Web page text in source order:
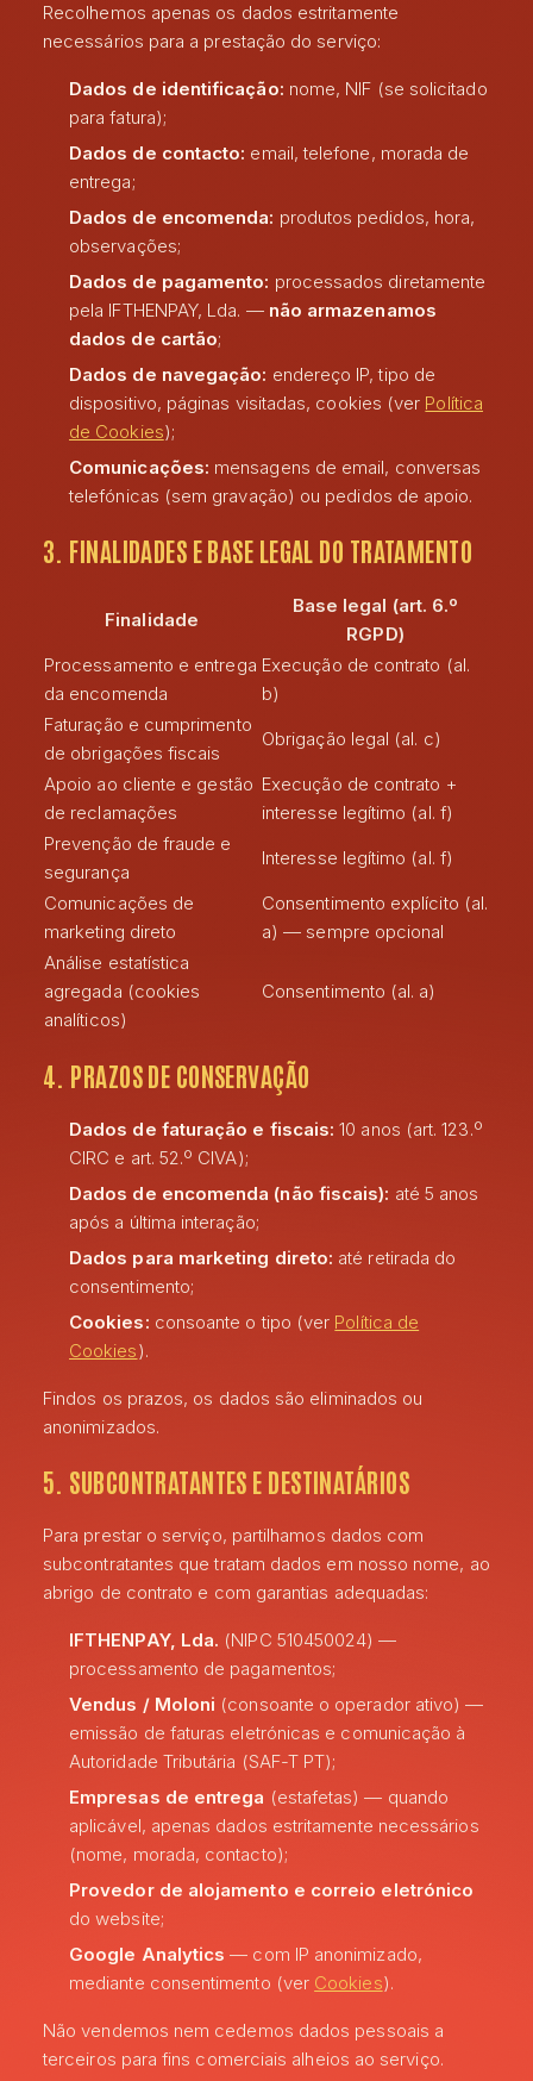
Recolhemos apenas os dados estritamente
necessários para a prestação do serviço:
Dados de identificação: nome, NIF (se solicitado
para fatura);
Dados de contacto: email, telefone, morada de
entrega;
Dados de encomenda: produtos pedidos, hora,
observações;
Dados de pagamento: processados diretamente
pela IFTHENPAY, Lda. — não armazenamos
dados de cartão;
Dados de navegação: endereço IP, tipo de
dispositivo, páginas visitadas, cookies (ver Política
de Cookies);
Comunicações: mensagens de email, conversas
telefónicas (sem gravação) ou pedidos de apoio.
3. FINALIDADES E BASE LEGAL DO TRATAMENTO
Finalidade
Base legal (art. 6.º
RGPD)
Processamento e entrega
da encomenda
Execução de contrato (al.
b)
Faturação e cumprimento
de obrigações fiscais
Obrigação legal (al. c)
Apoio ao cliente e gestão
de reclamações
Execução de contrato +
interesse legítimo (al. f)
Prevenção de fraude e
segurança
Interesse legítimo (al. f)
Comunicações de
marketing direto
Consentimento explícito (al.
a) — sempre opcional
Análise estatística
agregada (cookies
analíticos)
Consentimento (al. a)
4. PRAZOS DE CONSERVAÇÃO
Dados de faturação e fiscais: 10 anos (art. 123.º
CIRC e art. 52.º CIVA);
Dados de encomenda (não fiscais): até 5 anos
após a última interação;
Dados para marketing direto: até retirada do
consentimento;
Cookies: consoante o tipo (ver Política de
Cookies).
Findos os prazos, os dados são eliminados ou
anonimizados.
5. SUBCONTRATANTES E DESTINATÁRIOS
Para prestar o serviço, partilhamos dados com
subcontratantes que tratam dados em nosso nome, ao
abrigo de contrato e com garantias adequadas:
IFTHENPAY, Lda. (NIPC 510450024) —
processamento de pagamentos;
Vendus / Moloni (consoante o operador ativo) —
emissão de faturas eletrónicas e comunicação à
Autoridade Tributária (SAF-T PT);
Empresas de entrega (estafetas) — quando
aplicável, apenas dados estritamente necessários
(nome, morada, contacto);
Provedor de alojamento e correio eletrónico
do website;
Google Analytics — com IP anonimizado,
mediante consentimento (ver Cookies).
Não vendemos nem cedemos dados pessoais a
terceiros para fins comerciais alheios ao serviço.